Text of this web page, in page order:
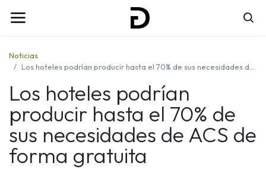
Noticias
Los hoteles podrían producir hasta el 70% de sus necesidades de ACS de forma gratuita
Los hoteles podrían
producir hasta el 70% de
sus necesidades de ACS de
forma gratuita